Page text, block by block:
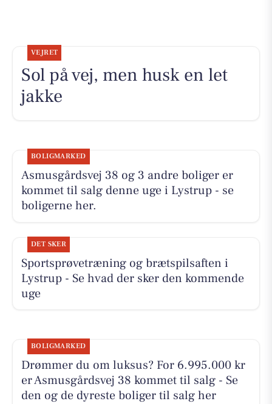
VEJRET
Sol på vej, men husk en let
jakke
BOLIGMARKED
Asmusgårdsvej 38 og 3 andre boliger er
kommet til salg denne uge i Lystrup - se
boligerne her.
DET SKER
Sportsprøvetræning og brætspilsaften i
Lystrup - Se hvad der sker den kommende
uge
BOLIGMARKED
Drømmer du om luksus? For 6.995.000 kr
er Asmusgårdsvej 38 kommet til salg - Se
den og de dyreste boliger til salg her